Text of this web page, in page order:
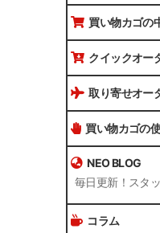
買い物カゴの
クイックオー
取り寄せオー
買い物カゴの
NEO BLOG
毎日更新！スタ
コラム